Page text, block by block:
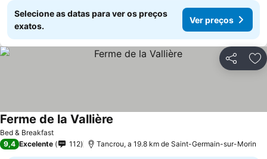
Selecione as datas para ver os preços
exatos.
Ver preços
Partilhar
Bed & Breakfast
Ferme de la Vallière
9,4 Excelente 112 Tancrou, a 19.8 km de Saint-Germain-sur-Morin